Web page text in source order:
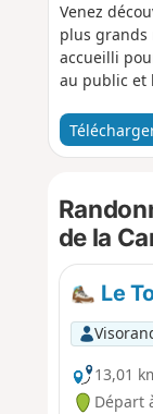
Venez
plus grands
accueilli
au public et
de la
Le
13,01
Départ